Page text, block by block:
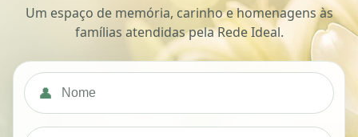
Um espaço de memória, carinho e homenagens às
famílias atendidas pela Rede Ideal.
👤